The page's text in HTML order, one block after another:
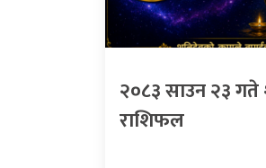
२०८३ साउन २३ गते
राशिफल